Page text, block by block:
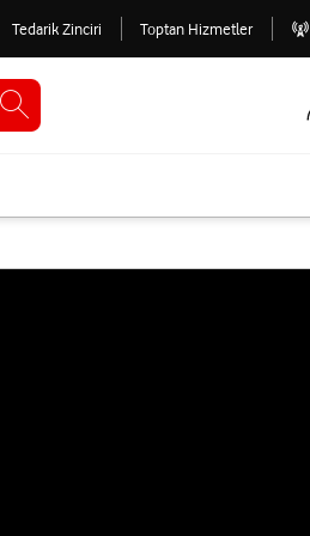
Tedarik Zinciri Toptan Hizmetler